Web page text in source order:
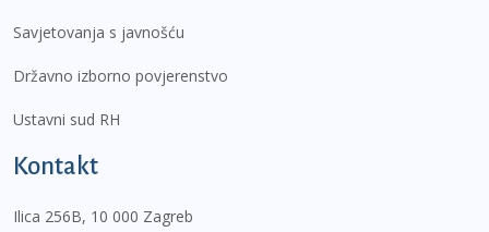
Savjetovanja s javnošću
Državno izborno povjerenstvo
Ustavni sud RH
Kontakt
Ilica 256B, 10 000 Zagreb